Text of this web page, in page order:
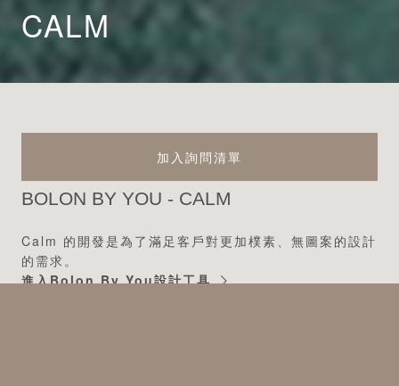
CALM
加入詢問清單
BOLON BY YOU - CALM
Calm 的開發是為了滿足客戶對更加樸素、無圖案的設計
的需求。
進入Bolon By You設計工具